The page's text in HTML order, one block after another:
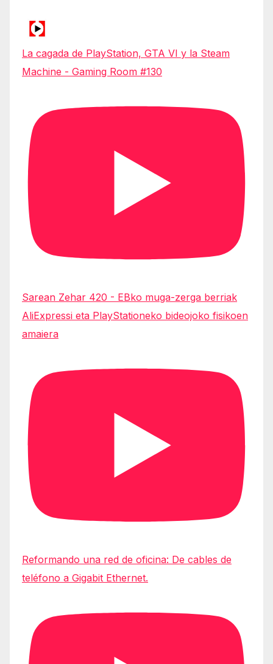
La cagada de PlayStation, GTA VI y la Steam
Machine - Gaming Room #130
Sarean Zehar 420 - EBko muga-zerga berriak
AliExpressi eta PlayStationeko bideojoko fisikoen
amaiera
Reformando una red de oficina: De cables de
teléfono a Gigabit Ethernet.